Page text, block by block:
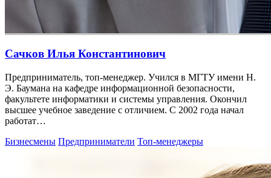
Сачков Илья Константинович
Предприниматель, топ-менеджер. Учился в МГТУ имени Н.
Э. Баумана на кафедре информационной безопасности,
факультете информатики и системы управления. Окончил
высшее учебное заведение с отличием. С 2002 года начал
работат…
Бизнесмены Предприниматели Топ-менеджеры